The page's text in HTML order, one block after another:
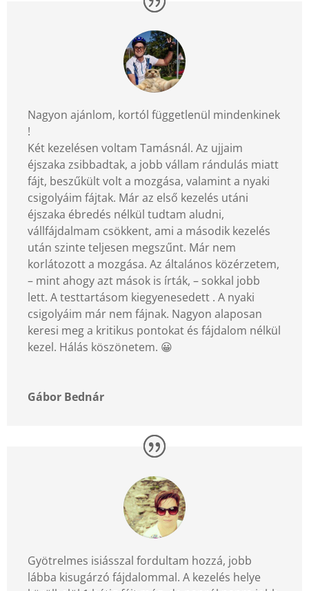
Nagyon ajánlom, kortól függetlenül mindenkinek
!
Két kezelésen voltam Tamásnál. Az ujjaim
éjszaka zsibbadtak, a jobb vállam rándulás miatt
fájt, beszűkült volt a mozgása, valamint a nyaki
csigolyáim fájtak. Már az első kezelés utáni
éjszaka ébredés nélkül tudtam aludni,
vállfájdalmam csökkent, ami a második kezelés
után szinte teljesen megszűnt. Már nem
korlátozott a mozgása. Az általános közérzetem,
– mint ahogy azt mások is írták, – sokkal jobb
lett. A testtartásom kiegyenesedett . A nyaki
csigolyáim már nem fájnak. Nagyon alaposan
keresi meg a kritikus pontokat és fájdalom nélkül
kezel. Hálás köszönetem. 😀
Gábor Bednár
Gyötrelmes isiásszal fordultam hozzá, jobb
lábba kisugárzó fájdalommal. A kezelés helye